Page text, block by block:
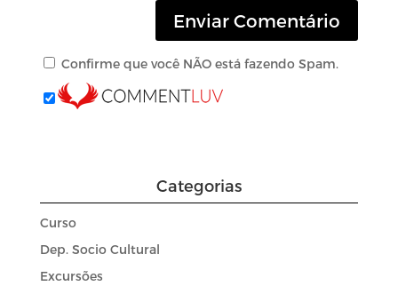
Confirme que você NÃO está fazendo Spam.
Categorias
Curso
Dep. Socio Cultural
Excursões